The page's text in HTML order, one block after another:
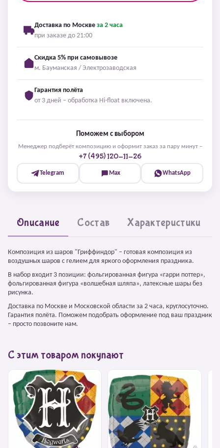
Доставка по Москве за 2 часа
при заказе до 21:00
Скидка 5% при самовывозе
м. Бауманская / Электрозаводская
Гарантия полёта
от 3 дней – обработка Hi-float включена.
Поможем с выбором
Менеджер подберёт композицию и оформит заказ за пару минут –
+7 (495) 120-11-26
Telegram Max WhatsApp
Описание Состав Характеристики
Композиция из шаров "Гриффиндор" – готовая композиция из
воздушных шаров с гелием для яркого оформления праздника.
В набор входит 3 позиции: фольгированная фигура «гарри поттер»,
фольгированная фигура «волшебная шляпа», латексные шары без
рисунка.
Доставка по Москве и Московской области за 2 часа, круглосуточно.
Гарантия полёта. Поможем подобрать оформление под ваш праздник
– просто позвоните нам.
С этим товаром покупают